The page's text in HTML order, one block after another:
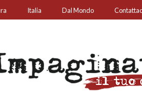
Italia Dal Mondo